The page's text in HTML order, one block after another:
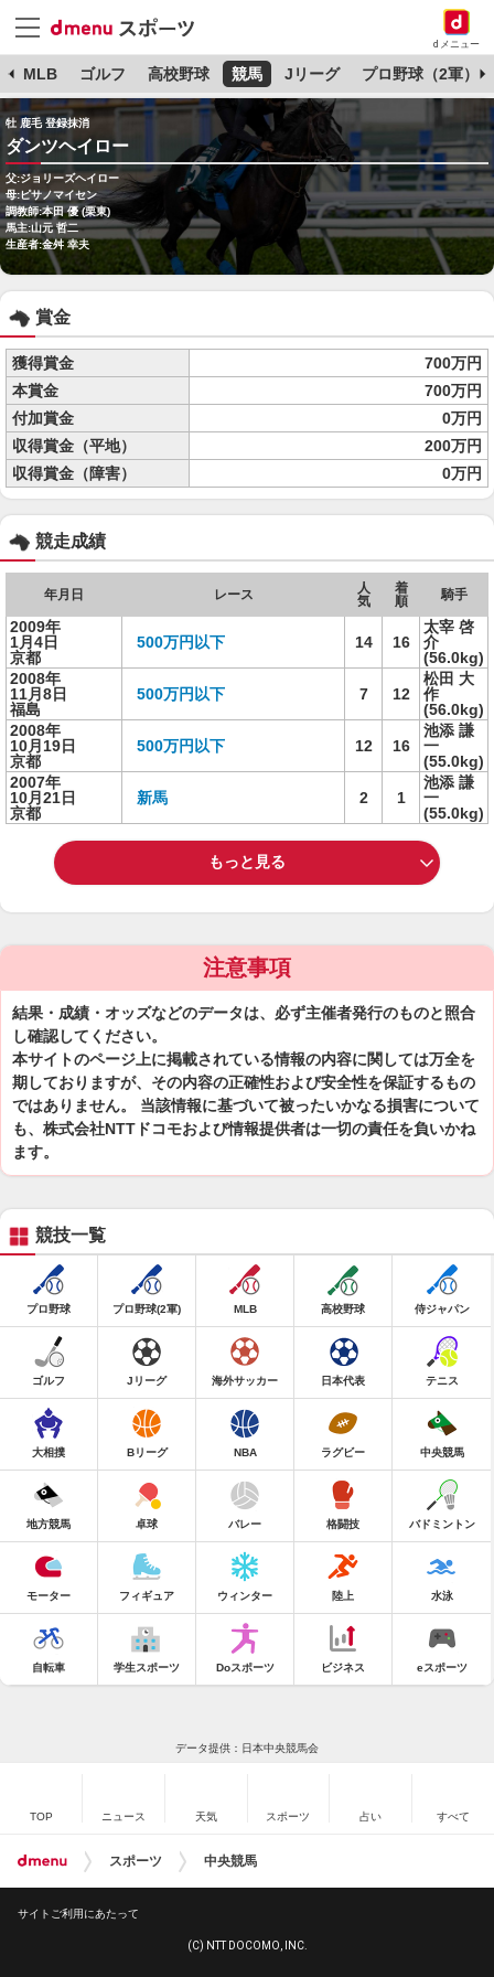
dメニュー
MLB ゴルフ 高校野球 競馬 Jリーグ プロ野球（2軍）
牡 鹿毛 登録抹消
ダンツヘイロー
父:ジョリーズヘイロー
母:ピサノマイセン
調教師:本田 優 (栗東)
馬主:山元 哲二
生産者:金舛 幸夫
賞金
獲得賞金
700万円
本賞金
700万円
付加賞金
0万円
収得賞金（平地）
200万円
収得賞金（障害）
0万円
競走成績
年月日 レース
人
気
着
順
騎手
2009年
1月4日
京都
500万円以下 14 16
太宰 啓
介
(56.0kg)
2008年
11月8日
福島
500万円以下 7 12
松田 大
作
(56.0kg)
2008年
10月19日
京都
500万円以下 12 16
池添 謙
一
(55.0kg)
2007年
10月21日
京都
新馬 2 1
池添 謙
一
(55.0kg)
もっと見る
注意事項
結果・成績・オッズなどのデータは、必ず主催者発行のものと照合
し確認してください。
本サイトのページ上に掲載されている情報の内容に関しては万全を
期しておりますが、その内容の正確性および安全性を保証するもの
ではありません。 当該情報に基づいて被ったいかなる損害について
も、株式会社NTTドコモおよび情報提供者は一切の責任を負いかね
ます。
競技一覧
プロ野球 プロ野球(2軍) MLB 高校野球 侍ジャパン
ゴルフ Jリーグ 海外サッカー 日本代表 テニス
大相撲 Bリーグ NBA ラグビー 中央競馬
地方競馬 卓球 バレー 格闘技 バドミントン
モーター フィギュア ウィンター 陸上 水泳
自転車 学生スポーツ Doスポーツ ビジネス eスポーツ
データ提供：日本中央競馬会
TOP ニュース 天気 スポーツ 占い すべて
スポーツ 中央競馬
サイトご利用にあたって
(C) NTT DOCOMO, INC.